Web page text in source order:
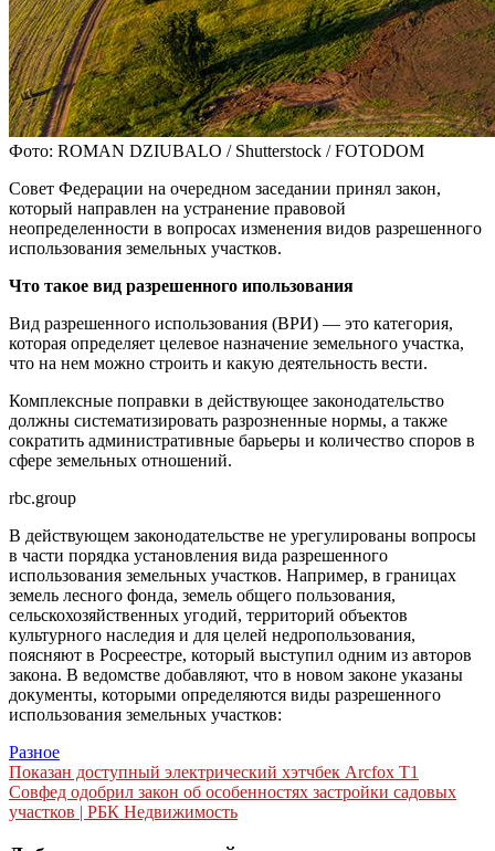
Фото: ROMAN DZIUBALO / Shutterstock / FOTODOM
Совет Федерации на очередном заседании принял закон,
который направлен на устранение правовой
неопределенности в вопросах изменения видов разрешенного
использования земельных участков.
Что такое вид разрешенного ипользования
Вид разрешенного использования (ВРИ) — это категория,
которая определяет целевое назначение земельного участка,
что на нем можно строить и какую деятельность вести.
Комплексные поправки в действующее законодательство
должны систематизировать разрозненные нормы, а также
сократить административные барьеры и количество споров в
сфере земельных отношений.
rbc.group
В действующем законодательстве не урегулированы вопросы
в части порядка установления вида разрешенного
использования земельных участков. Например, в границах
земель лесного фонда, земель общего пользования,
сельскохозяйственных угодий, территорий объектов
культурного наследия и для целей недропользования,
поясняют в Росреестре, который выступил одним из авторов
закона. В ведомстве добавляют, что в новом законе указаны
документы, которыми определяются виды разрешенного
использования земельных участков:
Разное
Навигация
по
Показан доступный электрический хэтчбек Arcfox T1
Совфед одобрил закон об особенностях застройки садовых
участков | РБК Недвижимость